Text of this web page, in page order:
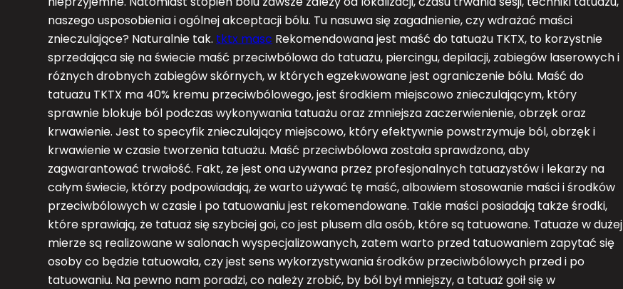
naszego usposobienia i ogólnej akceptacji bólu. Tu nasuwa się zagadnienie, czy wdrażać maści
znieczulające? Naturalnie tak. tktx masc Rekomendowana jest maść do tatuażu TKTX, to korzystnie
sprzedająca się na świecie maść przeciwbólowa do tatuażu, piercingu, depilacji, zabiegów laserowych i
różnych drobnych zabiegów skórnych, w których egzekwowane jest ograniczenie bólu. Maść do
tatuażu TKTX ma 40% kremu przeciwbólowego, jest środkiem miejscowo znieczulającym, który
sprawnie blokuje ból podczas wykonywania tatuażu oraz zmniejsza zaczerwienienie, obrzęk oraz
krwawienie. Jest to specyfik znieczulający miejscowo, który efektywnie powstrzymuje ból, obrzęk i
krwawienie w czasie tworzenia tatuażu. Maść przeciwbólowa została sprawdzona, aby
zagwarantować trwałość. Fakt, że jest ona używana przez profesjonalnych tatuażystów i lekarzy na
całym świecie, którzy podpowiadają, że warto używać tę maść, albowiem stosowanie maści i środków
przeciwbólowych w czasie i po tatuowaniu jest rekomendowane. Takie maści posiadają także środki,
które sprawiają, że tatuaż się szybciej goi, co jest plusem dla osób, które są tatuowane. Tatuaże w dużej
mierze są realizowane w salonach wyspecjalizowanych, zatem warto przed tatuowaniem zapytać się
osoby co będzie tatuowała, czy jest sens wykorzystywania środków przeciwbólowych przed i po
tatuowaniu. Na pewno nam poradzi, co należy zrobić, by ból był mniejszy, a tatuaż goił się w